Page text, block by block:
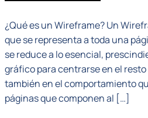
¿Qué es un Wireframe? Un
que se representa a toda una
se reduce a lo esencial,
gráfico para centrarse en el
también en el comportamiento
páginas que componen al […]